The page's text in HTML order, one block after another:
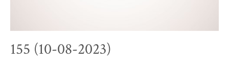
155 (10-08-2023)